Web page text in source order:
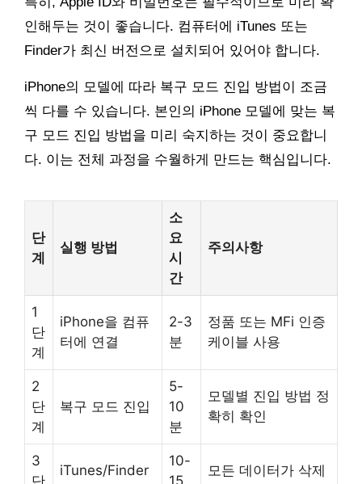
인해두는 것이 좋습니다. 컴퓨터에 iTunes 또는
Finder가 최신 버전으로 설치되어 있어야 합니다.
iPhone의 모델에 따라 복구 모드 진입 방법이 조금
씩 다를 수 있습니다. 본인의 iPhone 모델에 맞는 복
구 모드 진입 방법을 미리 숙지하는 것이 중요합니
다. 이는 전체 과정을 수월하게 만드는 핵심입니다.
단
계
실행 방법
소
요
시
간
주의사항
1
단
계
iPhone을 컴퓨
터에 연결
2-3
분
정품 또는 MFi 인증
케이블 사용
2
단
계
복구 모드 진입
5-
10
분
모델별 진입 방법 정
확히 확인
3
단
iTunes/Finder
10-
15
모든 데이터가 삭제